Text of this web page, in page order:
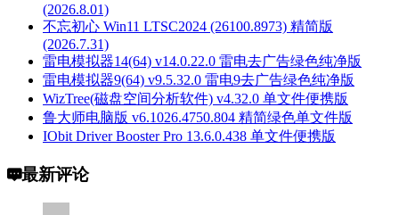
(2026.8.01)
不忘初心 Win11 LTSC2024 (26100.8973) 精简版
(2026.7.31)
雷电模拟器14(64) v14.0.22.0 雷电去广告绿色纯净版
雷电模拟器9(64) v9.5.32.0 雷电9去广告绿色纯净版
WizTree(磁盘空间分析软件) v4.32.0 单文件便携版
鲁大师电脑版 v6.1026.4750.804 精简绿色单文件版
IObit Driver Booster Pro 13.6.0.438 单文件便携版
最新评论